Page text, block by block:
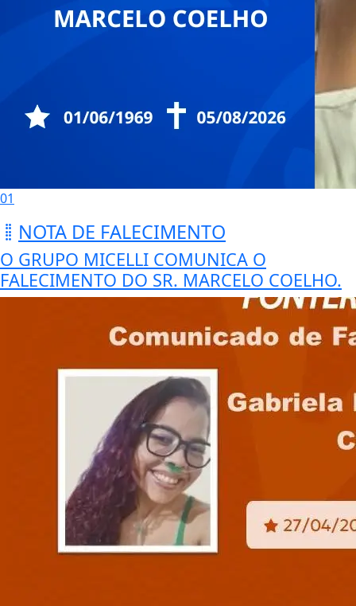
01
NOTA DE FALECIMENTO
O GRUPO MICELLI COMUNICA O
FALECIMENTO DO SR. MARCELO COELHO.